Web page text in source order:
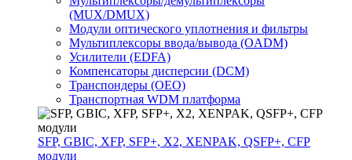
(MUX/DMUX)
Модули оптического уплотнения и фильтры
Мультиплексоры ввода/вывода (OADM)
Усилители (EDFA)
Компенсаторы дисперсии (DCM)
Транспондеры (OEO)
Транспортная WDM платформа
SFP, GBIC, XFP, SFP+, X2, XENPAK, QSFP+, CFP
модули